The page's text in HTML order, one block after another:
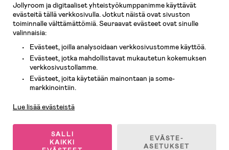
KidKraft, Ergobaby, Philips Avent, Neonate, Cybex, LEGO ja monia muita!
Tervetuloa shoppailemaan Pohjoismaiden suurimpaan lastentarvikkeiden
verkkokauppaan!
Jollyroom ja digitaaliset yhteistyökumppanimme käyttävät
evästeitä tällä verkkosivulla. Jotkut näistä ovat sivuston
toiminnalle välttämättömiä. Seuraavat evästeet ovat sinulle
valinnaisia:
Evästeet, joilla analysoidaan verkkosivustomme käyttöä.
Evästeet, jotka mahdollistavat mukautetun kokemuksen
verkkosivustollamme.
Evästeet, joita käytetään mainontaan ja some-
markkinointiin.
Lue lisää evästeistä
SALLI
KAIKKI
EVÄSTE-
ASETUKSET